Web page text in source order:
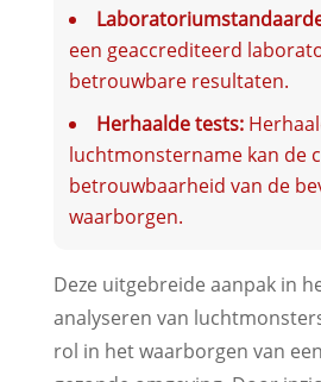
een geaccrediteerd
betrouwbare resultaten.
Herhaalde tests:
luchtmonstername kan de
betrouwbaarheid van de
waarborgen.
Deze uitgebreide aanpak in
analyseren van
rol in het waarborgen van